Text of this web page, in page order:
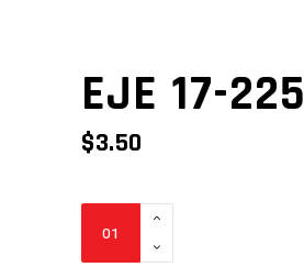
EJE 17-225
$3.50